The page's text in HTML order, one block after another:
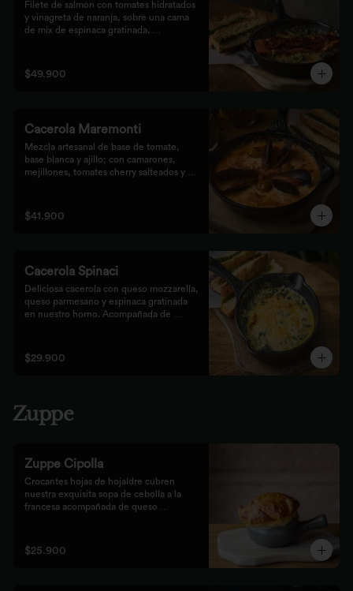
Filete de salmón con tomates hidratados
y vinagreta de naranja, sobre una cama
de mix de espinaca gratinada.
$49.900
Cacerola Maremonti
Mezcla artesanal de base de tomate,
base blanca y ajillo; con camarones,
mejillones, tomates cherry salteados y
pan focaccia con pesto verde rústico.
$41.900
Cacerola Spinaci
Deliciosa cacerola con queso mozzarella,
queso parmesano y espinaca gratinada
en nuestro horno. Acompañada de
$29.900
Zuppe
Zuppe Cipolla
Crocantes hojas de hojaldre cubren
nuestra exquisita sopa de cebolla a la
francesa acompañada de queso
$25.900